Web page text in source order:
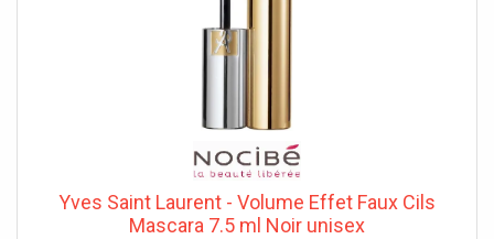
Yves Saint Laurent - Volume Effet Faux Cils
Mascara 7.5 ml Noir unisex